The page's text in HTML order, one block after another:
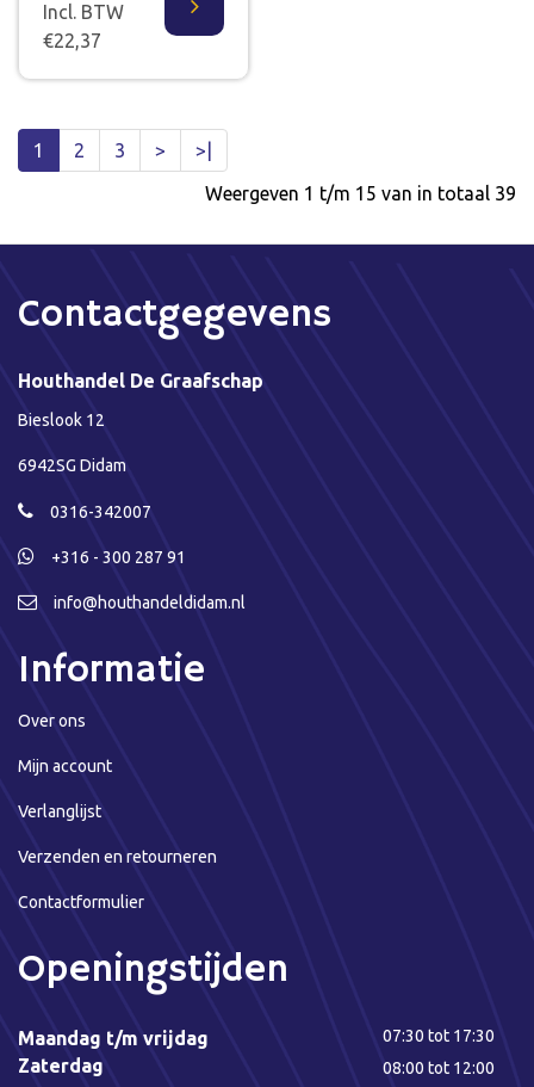
Incl. BTW
€22,37
1 2 3 >
>|
Weergeven 1 t/m 15 van in totaal 39
Contactgegevens
Houthandel De Graafschap
Bieslook 12
6942SG Didam
0316-342007
+316 - 300 287 91
info@houthandeldidam.nl
Informatie
Over ons
Mijn account
Verlanglijst
Verzenden en retourneren
Contactformulier
Openingstijden
Maandag t/m vrijdag
Zaterdag
07:30 tot 17:30
08:00 tot 12:00